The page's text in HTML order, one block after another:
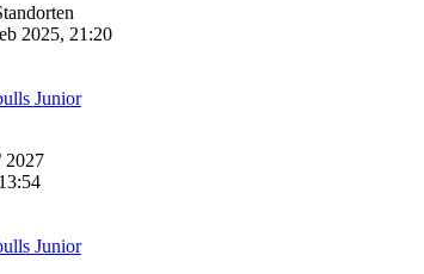
2025, 21:20
Junior
2027
Junior